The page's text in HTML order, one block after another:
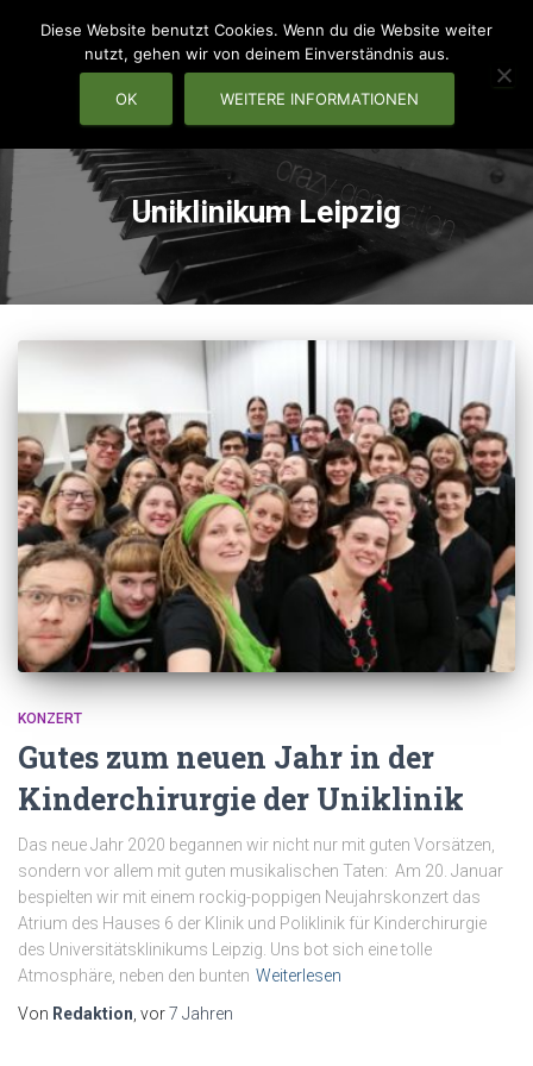
Uniklinikum Leipzig
KONZERT
Gutes zum neuen Jahr in der
Kinderchirurgie der Uniklinik
Das neue Jahr 2020 begannen wir nicht nur mit guten Vorsätzen,
sondern vor allem mit guten musikalischen Taten: Am 20. Januar
bespielten wir mit einem rockig-poppigen Neujahrskonzert das
Atrium des Hauses 6 der Klinik und Poliklinik für Kinderchirurgie
des Universitätsklinikums Leipzig. Uns bot sich eine tolle
Atmosphäre, neben den bunten Weiterlesen
Von Redaktion , vor7 Jahren
Diese Website benutzt Cookies. Wenn du die Website weiter
nutzt, gehen wir von deinem Einverständnis aus.
OK WEITERE INFORMATIONEN